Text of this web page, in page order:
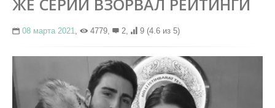
ЖЕ СЕРИИ ВЗОРВАЛ РЕЙТИНГИ
08 марта 2021, 4779, 2, 9 (4.6 из 5)